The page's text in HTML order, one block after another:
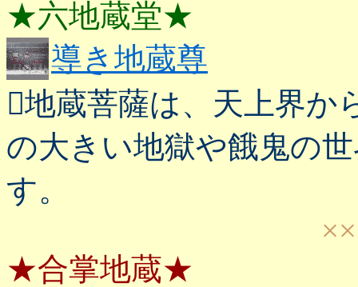
★六地蔵堂★
導き地蔵尊
地蔵菩薩は、天上界か
の大きい地獄や餓鬼の
す。
★合掌地蔵★